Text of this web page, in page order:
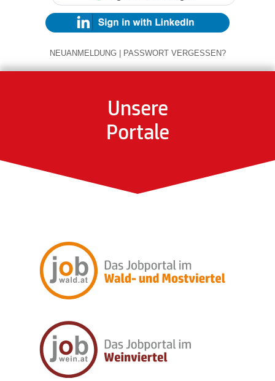
NEUANMELDUNG | PASSWORT VERGESSEN?
Unsere
Portale